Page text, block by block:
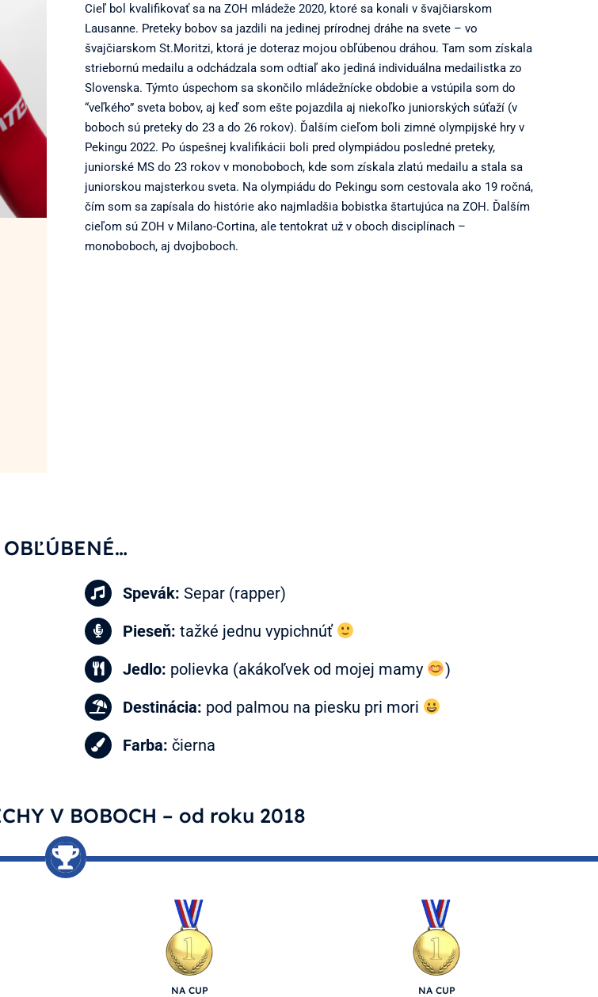
Cieľ bol kvalifikovať sa na ZOH mládeže 2020, ktoré sa konali v švajčiarskom
Lausanne. Preteky bobov sa jazdili na jedinej prírodnej dráhe na svete – vo
švajčiarskom St.Moritzi, ktorá je doteraz mojou obľúbenou dráhou. Tam som získala
striebornú medailu a odchádzala som odtiaľ ako jediná individuálna medailistka zo
Slovenska. Týmto úspechom sa skončilo mládežnícke obdobie a vstúpila som do
“veľkého” sveta bobov, aj keď som ešte pojazdila aj niekoľko juniorských súťaží (v
boboch sú preteky do 23 a do 26 rokov). Ďalším cieľom boli zimné olympijské hry v
Pekingu 2022. Po úspešnej kvalifikácii boli pred olympiádou posledné preteky,
juniorské MS do 23 rokov v monoboboch, kde som získala zlatú medailu a stala sa
juniorskou majsterkou sveta. Na olympiádu do Pekingu som cestovala ako 19 ročná,
čím som sa zapísala do histórie ako najmladšia bobistka štartujúca na ZOH. Ďalším
cieľom sú ZOH v Milano-Cortina, ale tentokrat už v oboch disciplínach –
monoboboch, aj dvojboboch.
OBĽÚBENÉ…
Spevák: Separ (rapper)
Pieseň: tažké jednu vypichnúť
Jedlo: polievka (akákoľvek od mojej mamy
)
Destinácia: pod palmou na piesku pri mori
Farba: čierna
V BOBOCH – od roku 2018
NA CUP NA CUP